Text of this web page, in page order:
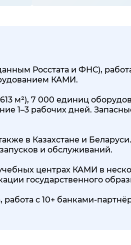
Росстата и ФНС),
КАМИ.
м²), 7 000 единиц
1–3 рабочих дней.
в Казахстане и
и обслуживаний.
центрах КАМИ в
государственного
работа с 10+ банками-